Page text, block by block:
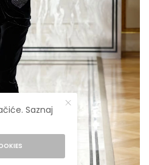
Saznaj